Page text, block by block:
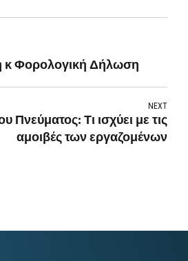
κ Φορολογική Δήλωση
NEXT
Πνεύματος: Τι ισχύει με τις
αμοιβές των εργαζομένων